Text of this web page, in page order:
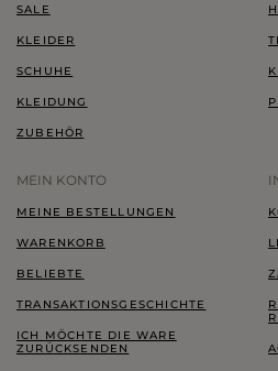
SALE
KLEIDER
SCHUHE
KLEIDUNG
ZUBEHÖR
MEIN KONTO
MEINE BESTELLUNGEN
WARENKORB
BELIEBTE
TRANSAKTIONSGESCHICHTE
ICH MÖCHTE DIE WARE
ZURÜCKSENDEN